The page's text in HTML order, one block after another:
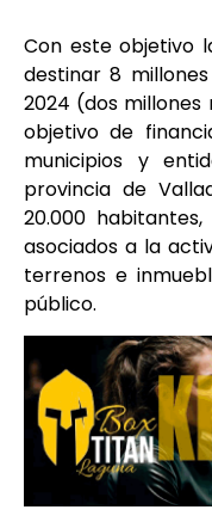
Con este objetivo
destinar 8
2024 (dos
objetivo de
municipios y
provincia de
20.000
asociados a la
terrenos e
público.